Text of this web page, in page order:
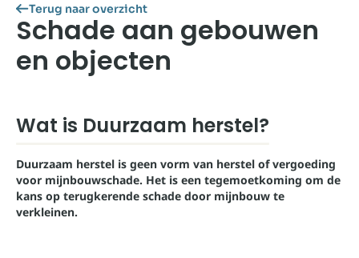
Terug naar overzicht
Schade aan gebouwen
en objecten
Wat is Duurzaam herstel?
Duurzaam herstel is geen vorm van herstel of vergoeding
voor mijnbouwschade. Het is een tegemoetkoming om de
kans op terugkerende schade door mijnbouw te
verkleinen.